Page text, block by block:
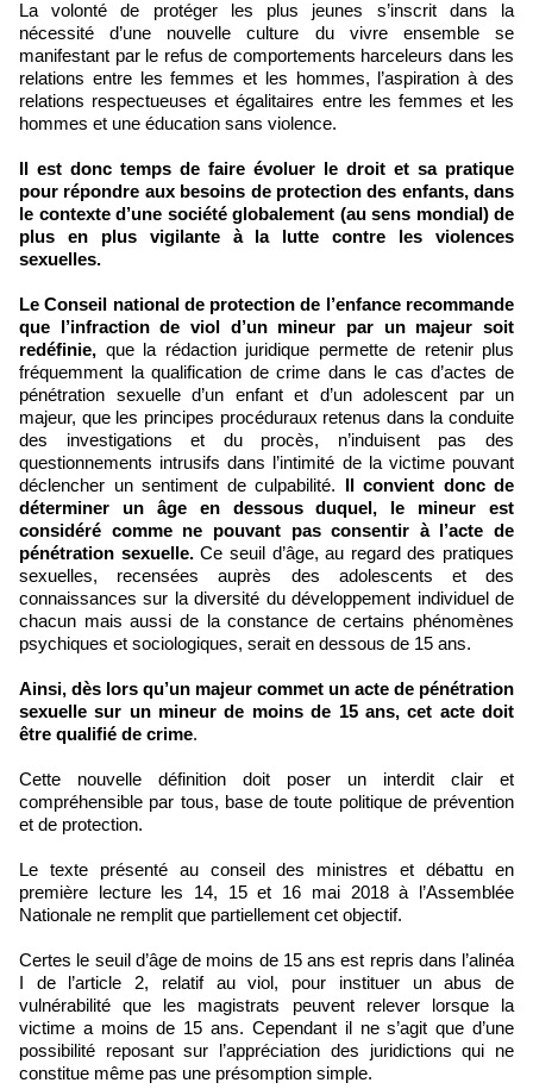
La volonté de protéger les plus jeunes s’inscrit dans la
nécessité d’une nouvelle culture du vivre ensemble se
manifestant par le refus de comportements harceleurs dans les
relations entre les femmes et les hommes, l’aspiration à des
relations respectueuses et égalitaires entre les femmes et les
hommes et une éducation sans violence.
Il est donc temps de faire évoluer le droit et sa pratique
pour répondre aux besoins de protection des enfants, dans
le contexte d’une société globalement (au sens mondial) de
plus en plus vigilante à la lutte contre les violences
sexuelles.
Le Conseil national de protection de l’enfance recommande
que l’infraction de viol d’un mineur par un majeur soit
redéfinie, que la rédaction juridique permette de retenir plus
fréquemment la qualification de crime dans le cas d’actes de
pénétration sexuelle d’un enfant et d’un adolescent par un
majeur, que les principes procéduraux retenus dans la conduite
des investigations et du procès, n’induisent pas des
questionnements intrusifs dans l’intimité de la victime pouvant
déclencher un sentiment de culpabilité. Il convient donc de
déterminer un âge en dessous duquel, le mineur est
considéré comme ne pouvant pas consentir à l’acte de
pénétration sexuelle.Ce seuil d’âge, au regard des pratiques
sexuelles, recensées auprès des adolescents et des
connaissances sur la diversité du développement individuel de
chacun mais aussi de la constance de certains phénomènes
psychiques et sociologiques, serait en dessous de 15 ans.
Ainsi, dès lors qu’un majeur commet un acte de pénétration
sexuelle sur un mineur de moins de 15 ans, cet acte doit
être qualifié de crime.
Cette nouvelle définition doit poser un interdit clair et
compréhensible par tous, base de toute politique de prévention
et de protection.
Le texte présenté au conseil des ministres et débattu en
première lecture les 14, 15 et 16 mai 2018 à l’Assemblée
Nationale ne remplit que partiellement cet objectif.
Certes le seuil d’âge de moins de 15 ans est repris dans l’alinéa
I de l’article 2, relatif au viol, pour instituer un abus de
vulnérabilité que les magistrats peuvent relever lorsque la
victime a moins de 15 ans. Cependant il ne s’agit que d’une
possibilité reposant sur l’appréciation des juridictions qui ne
constitue même pas une présomption simple.